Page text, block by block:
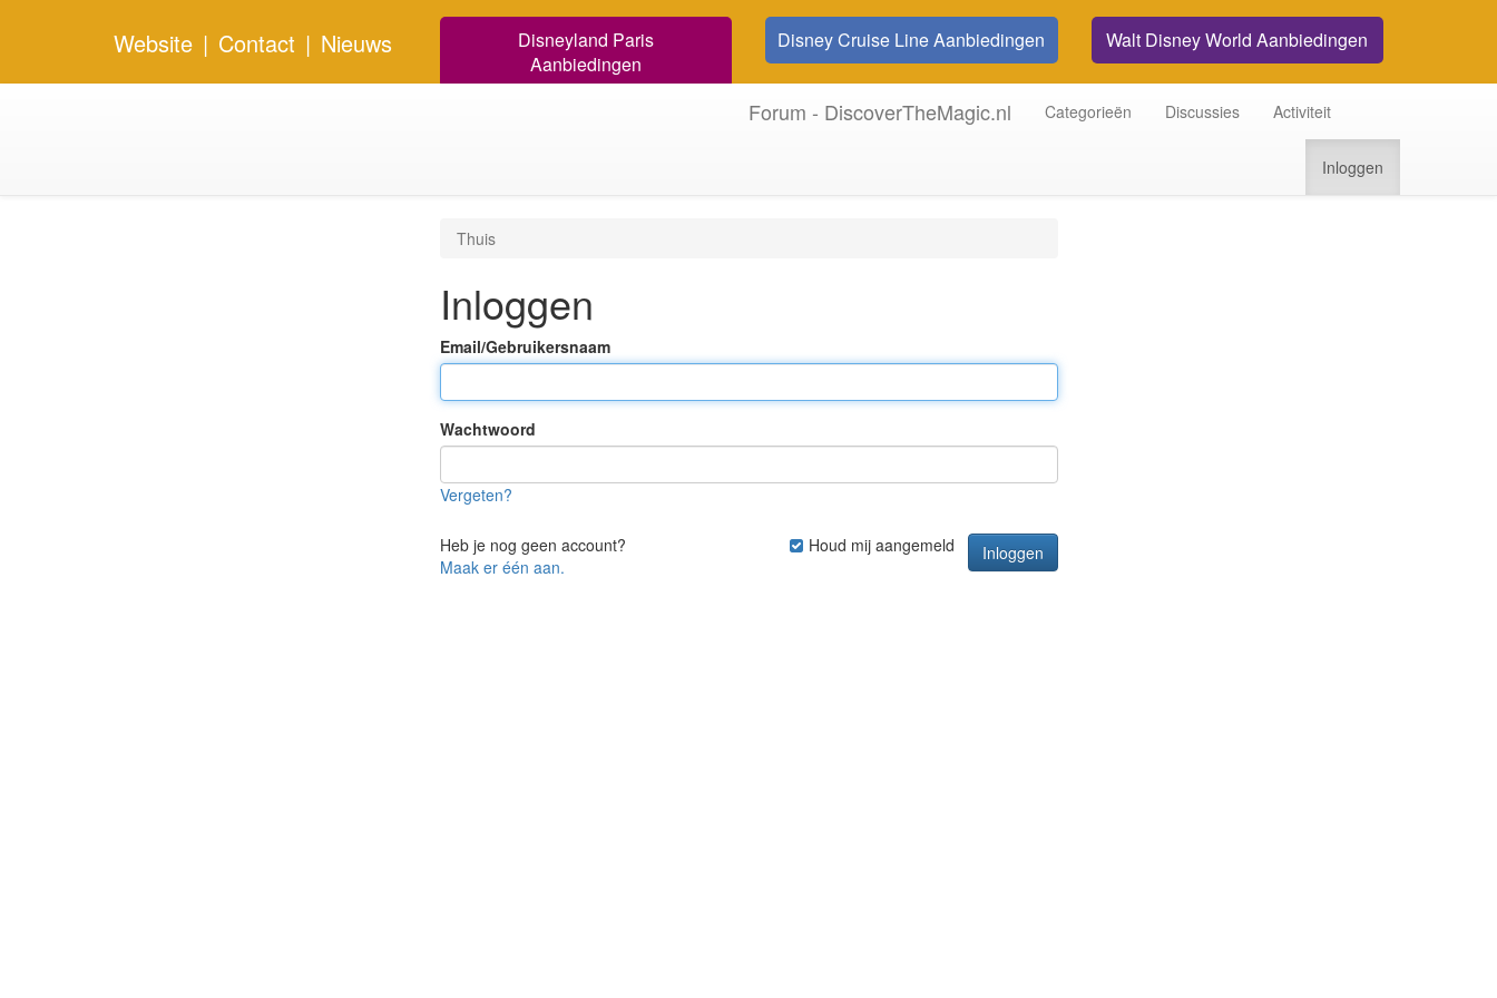
Website | Contact | Nieuws
Disneyland Paris
Aanbiedingen
Disney Cruise Line Aanbiedingen Walt Disney World Aanbiedingen
Forum - DiscoverTheMagic.nl Categorieën Discussies Activiteit
Inloggen
Thuis
Inloggen
Email/Gebruikersnaam
Wachtwoord
Vergeten?
Houd mij aangemeld
Heb je nog geen account?
Maak er één aan.